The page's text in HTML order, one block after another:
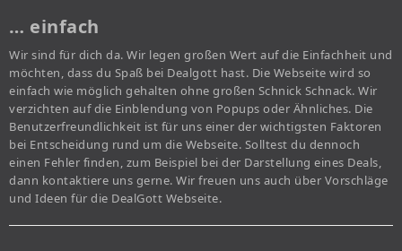
… einfach
Wir sind für dich da. Wir legen großen Wert auf die Einfachheit und
möchten, dass du Spaß bei Dealgott hast. Die Webseite wird so
einfach wie möglich gehalten ohne großen Schnick Schnack. Wir
verzichten auf die Einblendung von Popups oder Ähnliches. Die
Benutzerfreundlichkeit ist für uns einer der wichtigsten Faktoren
bei Entscheidung rund um die Webseite. Solltest du dennoch
einen Fehler finden, zum Beispiel bei der Darstellung eines Deals,
dann kontaktiere uns gerne. Wir freuen uns auch über Vorschläge
und Ideen für die DealGott Webseite.